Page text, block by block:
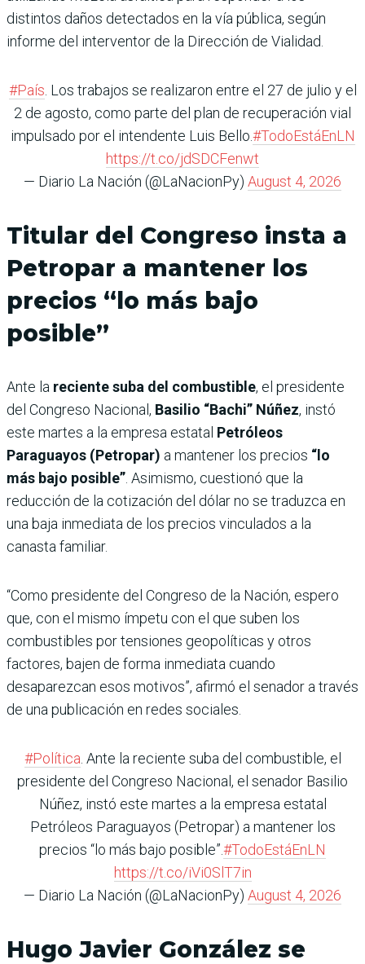
distintos daños detectados en la vía pública, según
informe del interventor de la Dirección de Vialidad.
#País . Los trabajos se realizaron entre el 27 de julio y el
2 de agosto, como parte del plan de recuperación vial
impulsado por el intendente Luis Bello.#TodoEstáEnLN
https://t.co/jdSDCFenwt
— Diario La Nación (@LaNacionPy) August 4, 2026
Titular del Congreso insta a
Petropar a mantener los
precios “lo más bajo
posible”
Ante la reciente suba del combustible, el presidente
del Congreso Nacional, Basilio “Bachi” Núñez, instó
este martes a la empresa estatal Petróleos
Paraguayos (Petropar) a mantener los precios “lo
más bajo posible” . Asimismo, cuestionó que la
reducción de la cotización del dólar no se traduzca en
una baja inmediata de los precios vinculados a la
canasta familiar.
“Como presidente del Congreso de la Nación, espero
que, con el mismo ímpetu con el que suben los
combustibles por tensiones geopolíticas y otros
factores, bajen de forma inmediata cuando
desaparezcan esos motivos”, afirmó el senador a través
de una publicación en redes sociales.
#Política . Ante la reciente suba del combustible, el
presidente del Congreso Nacional, el senador Basilio
Núñez, instó este martes a la empresa estatal
Petróleos Paraguayos (Petropar) a mantener los
precios “lo más bajo posible”.#TodoEstáEnLN
https://t.co/iVi0SlT7in
— Diario La Nación (@LaNacionPy) August 4, 2026
Hugo Javier González se